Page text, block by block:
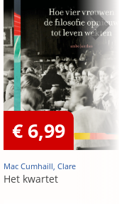
€ 6,99
Mac Cumhaill, Clare
Het kwartet